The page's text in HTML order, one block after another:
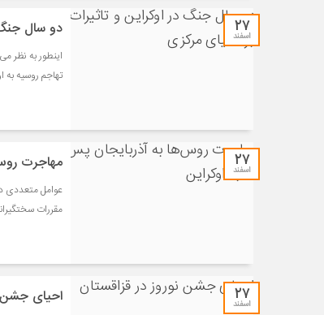
۲۷
اسفند دو سال جنگ
اینطور به نظر
تهاجم روسیه به
۲۷
اسفند مهاجرت
عوامل متعددی
مقررات
۲۷
اسفند احیای جشن